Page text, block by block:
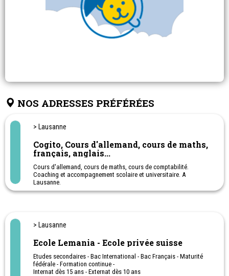
NOS ADRESSES PRÉFÉRÉES
> Lausanne
Cogito, Cours d'allemand, cours de maths,
français, anglais...
Cours d'allemand, cours de maths, cours de comptabilité.
Coaching et accompagnement scolaire et universitaire. A
Lausanne.
Appuis et semaines intensives de révision pendant les vacances.
> Lausanne
Ecole Lemania - Ecole privée suisse
Etudes secondaires - Bac International - Bac Français - Maturité
fédérale - Formation continue -
Internat dès 15 ans - Externat dès 10 ans